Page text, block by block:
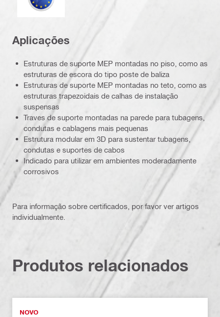
Aplicações
Estruturas de suporte MEP montadas no piso, como as
estruturas de escora do tipo poste de baliza
Estruturas de suporte MEP montadas no teto, como as
estruturas trapezoidais de calhas de instalação
suspensas
Traves de suporte montadas na parede para tubagens,
condutas e cablagens mais pequenas
Estrutura modular em 3D para sustentar tubagens,
condutas e suportes de cabos
Indicado para utilizar em ambientes moderadamente
corrosivos
Para informação sobre certificados, por favor ver artigos
individualmente.
Produtos relacionados
NOVO